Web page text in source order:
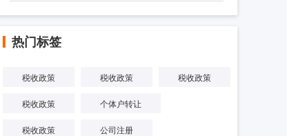
热门标签
税收政策 税收政策 税收政策
税收政策 个体户转让
税收政策 公司注册